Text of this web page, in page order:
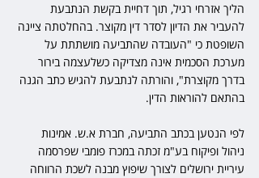
הליך אזרחי רגיל, תוך דחיית בקשת הנתבעת
להעביר את הדיון לסדר דין מקוצר. בהחלטתה ציינה
השופטת כי "העובדה שהתביעה מושתתת על
מערכת הסכמית אינה מצדיקה כשלעצמה בירור
בדרך מקוצרת", והורתה לנתבעת להגיש כתב הגנה
בהתאם להוראות הדין.
לפי הנטען בכתב התביעה, חברת א.ש. אמינות
ניהול ופיקוח בע"מ זכתה במכרז פומבי שפרסמה
עיריית ירושלים לצורך שיפוץ מבנה לשכת הרווחה